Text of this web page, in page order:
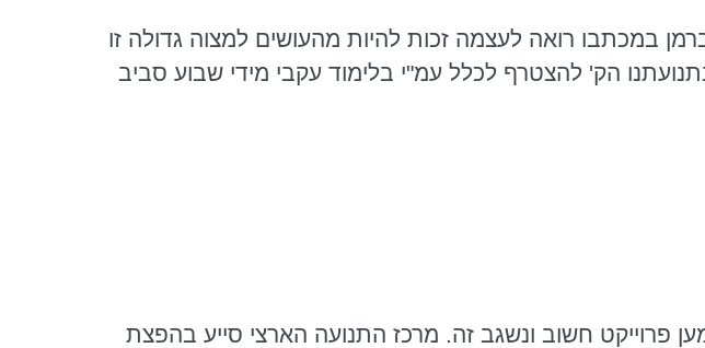
במכתבו רואה לעצמה זכות להיות מהעושים למצוה גדולה זו
הק' להצטרף לכלל עמ"י בלימוד עקבי מידי שבוע סביב
פרוייקט חשוב ונשגב זה. מרכז התנועה הארצי סייע בהפצת